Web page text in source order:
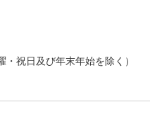
祝日及び年末年始を除く）